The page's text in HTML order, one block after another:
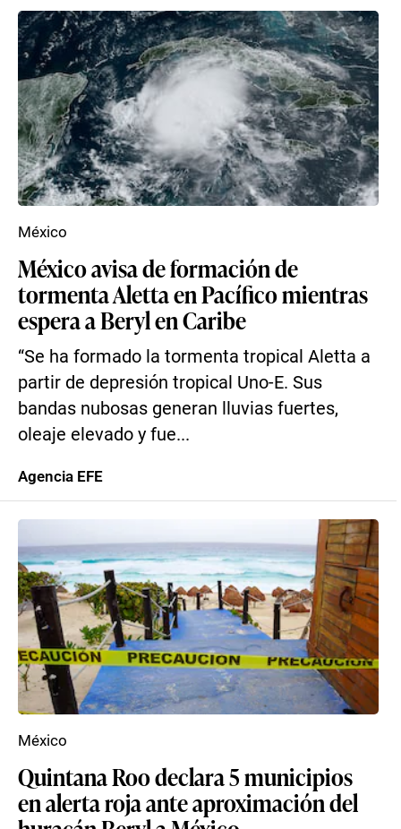
México avisa de formación de
tormenta Aletta en Pacífico mientras
espera a Beryl en Caribe
“Se ha formado la tormenta tropical Aletta a
partir de depresión tropical Uno-E. Sus
bandas nubosas generan lluvias fuertes,
oleaje elevado y fue...
México
Agencia EFE
Quintana Roo declara 5 municipios
en alerta roja ante aproximación del
México